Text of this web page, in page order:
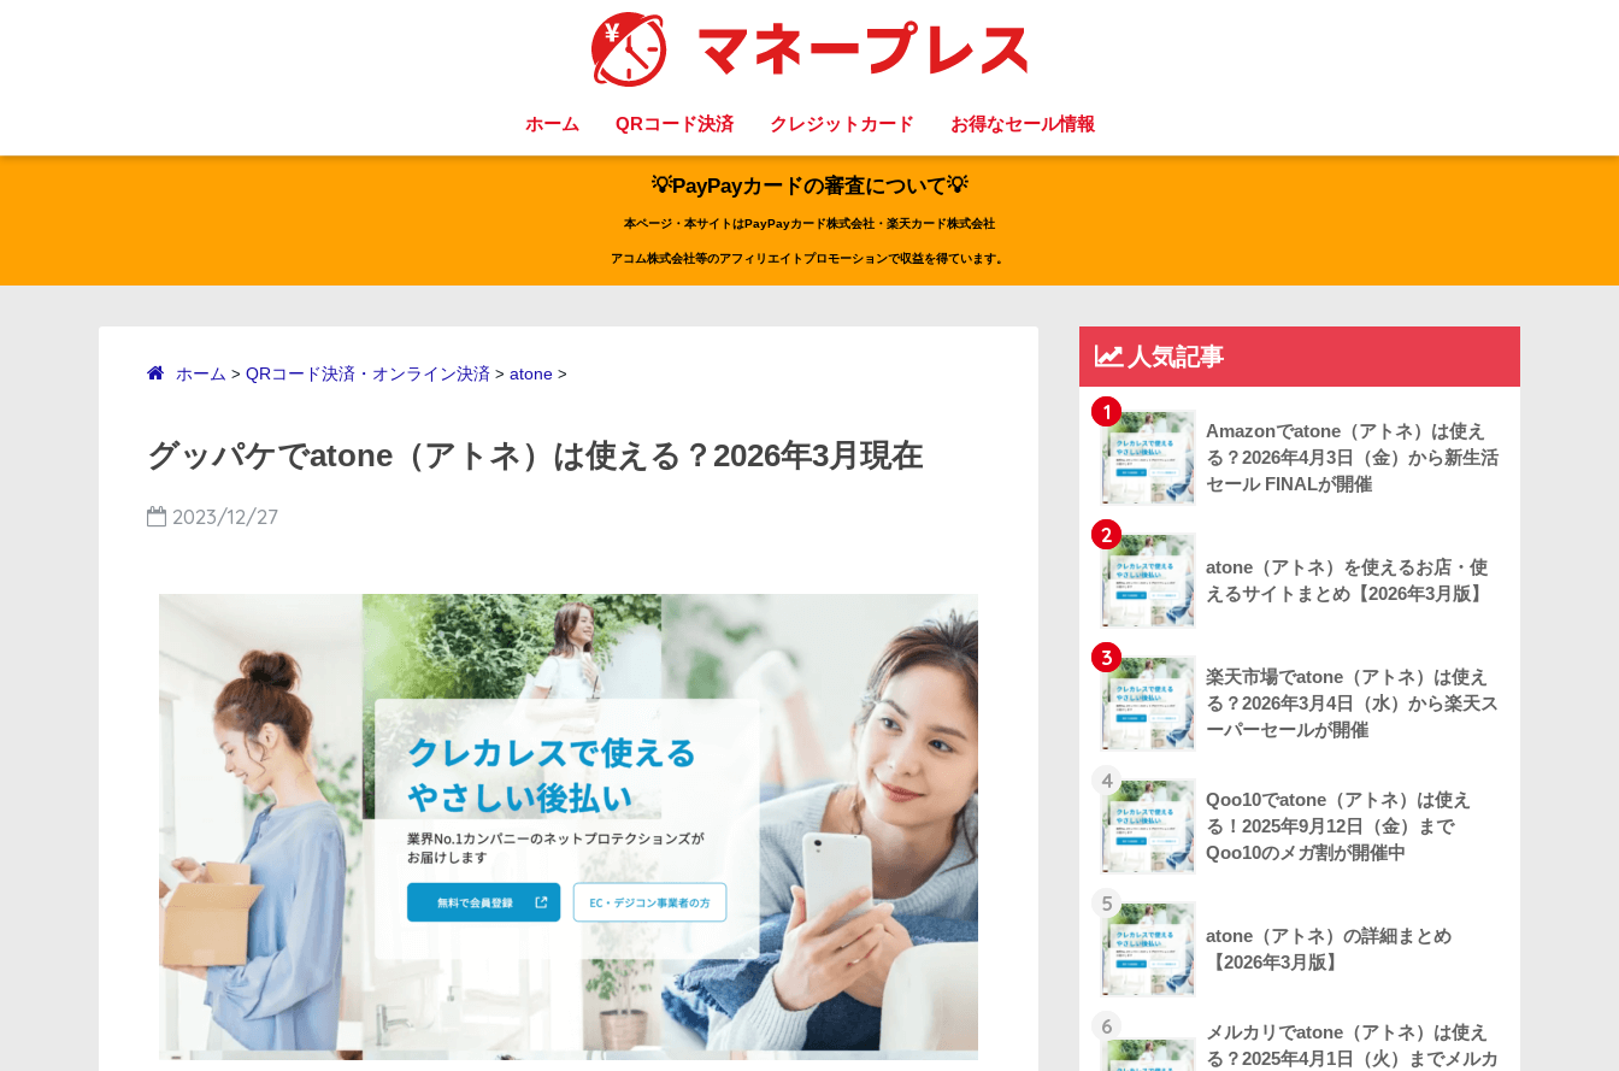
ホーム QRコード決済 クレジットカード お得なセール情報
💡PayPayカードの審査について💡
本ページ・本サイトはPayPayカード株式会社・楽天カード株式会社
アコム株式会社等のアフィリエイトプロモーションで収益を得ています。
ホーム > QRコード決済・オンライン決済 > atone >
グッパケでatone（アトネ）は使える？2026年3月現在
2023/12/27
人気記事
1
Amazonでatone（アトネ）は使え
る？2026年4月3日（金）から新生活
セール FINALが開催
2
atone（アトネ）を使えるお店・使
えるサイトまとめ【2026年3月版】
3
楽天市場でatone（アトネ）は使え
る？2026年3月4日（水）から楽天ス
ーパーセールが開催
4
Qoo10でatone（アトネ）は使え
る！2025年9月12日（金）まで
Qoo10のメガ割が開催中
5
atone（アトネ）の詳細まとめ
【2026年3月版】
6
メルカリでatone（アトネ）は使え
る？2025年4月1日（火）までメルカ